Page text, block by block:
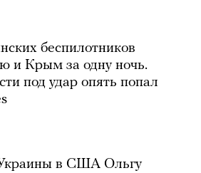
беспилотников
и Крым за одну ночь.
под удар опять попал
в США Ольгу